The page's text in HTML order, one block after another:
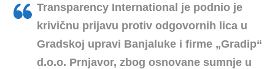
Transparency International je podnio je
krivičnu prijavu protiv odgovornih lica u
Gradskoj upravi Banjaluke i firme „Gradip“
d.o.o. Prnjavor, zbog osnovane sumnje u